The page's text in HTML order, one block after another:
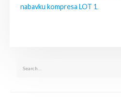
nabavku kompresa LOT 1